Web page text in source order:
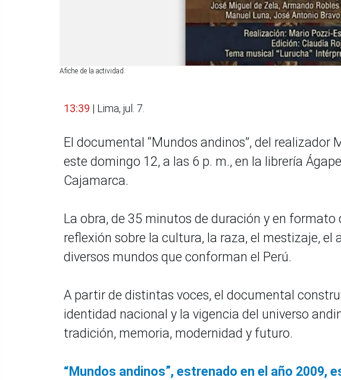
Afiche de la actividad.
13:39 | Lima, jul. 7.
El documental “Mundos andinos”, del realizador
este domingo 12, a las 6 p. m., en la librería
Cajamarca.
La obra, de 35 minutos de duración y en
reflexión sobre la cultura, la raza, el mestizaje,
diversos mundos que conforman el Perú.
A partir de distintas voces, el documental
identidad nacional y la vigencia del universo
tradición, memoria, modernidad y futuro.
“Mundos andinos”, estrenado en el año 2009,